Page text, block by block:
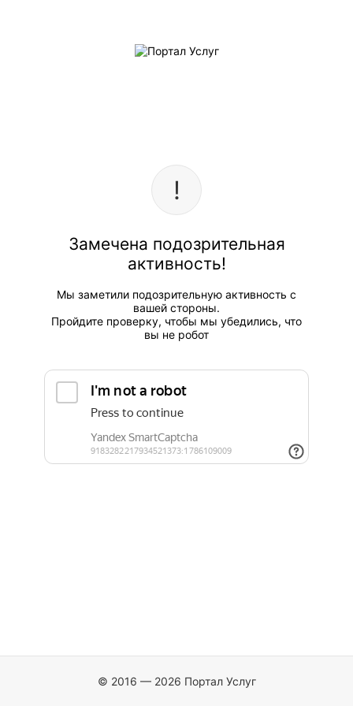
Замечена подозрительная
активность!
Мы заметили подозрительную активность с
вашей стороны.
Пройдите проверку, чтобы мы убедились, что
вы не робот
© 2016 — 2026 Портал Услуг